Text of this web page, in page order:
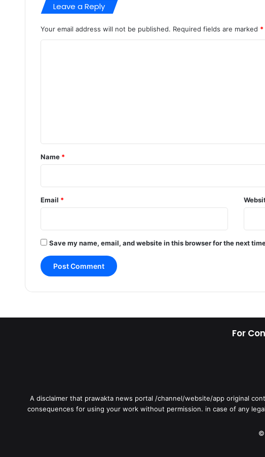
Leave a Reply
Your email address will not be published. Required fields are marked *
*
Name *
Email *
Save my name, email, and website in this browser for the next
For
A disclaimer that prawakta news portal /channel/website/app original
consequences for using your work without permission. in case of any
©